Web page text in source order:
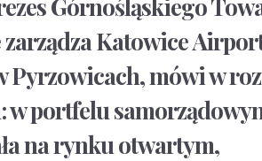
Górnośląskiego
Katowice
Pyrzowicach, mówi w
w portfelu
na rynku otwartym,